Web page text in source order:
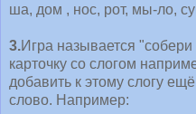
ша, дом , нос, рот, мы-ло,
3.Игра называется
карточку со слогом
добавить к этому слогу
слово. Например: